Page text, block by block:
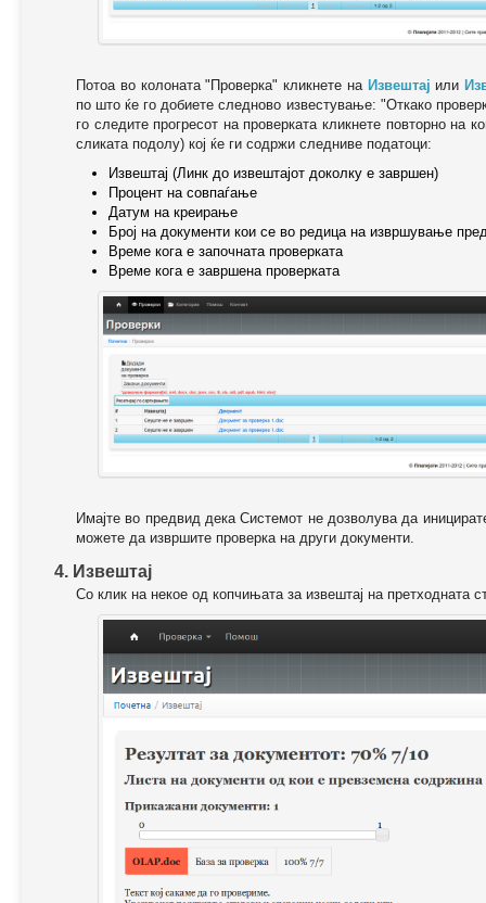
Потоа во колоната "Проверка" кликнете на Извештај или
по што ќе го добиете следново известување: "Oткако
го следите прогресот на проверката кликнете повторно на
сликата подолу) кој ќе ги содржи следниве податоци:
Извештај (Линк до извештајот доколку е завршен)
Процент на совпаѓање
Датум на креирање
Број на документи кои се во редица на извршување
Време кога е започната проверката
Време кога е завршена проверката
Имајте во предвид дека Системот не дозволува да
можете да извршите проверка на други документи.
4. Извештај
Со клик на некое од копчињата за извештај на претходната